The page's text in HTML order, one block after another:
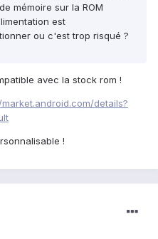
mémoire sur la ROM
est
ou c'est trop risqué ?
avec la stock rom !
details?
!